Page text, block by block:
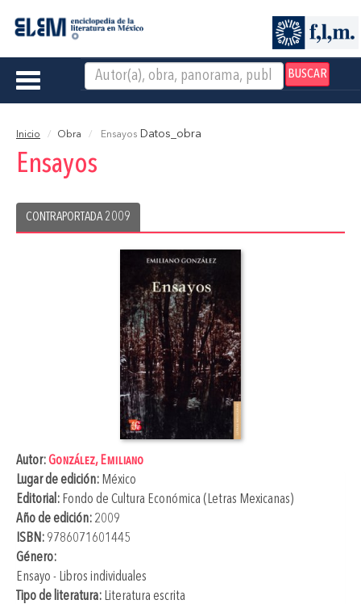
BUSCAR
Toggle
Inicio Obra Ensayos Datos_obra
Ensayos
CONTRAPORTADA 2009
Autor:González, Emiliano
Lugar de edición: México
Editorial: Fondo de Cultura Económica (Letras Mexicanas)
Año de edición: 2009
ISBN: 9786071601445
Género:
Ensayo - Libros individuales
Tipo de literatura: Literatura escrita